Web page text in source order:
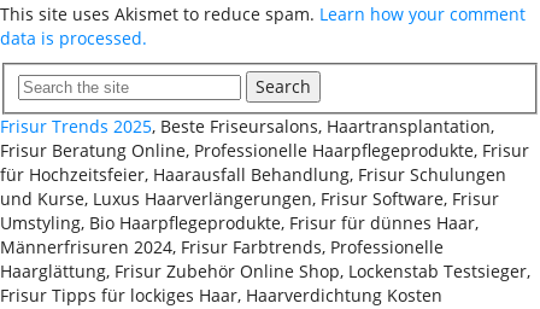
This site uses Akismet to reduce spam. Learn how your comment
data is processed.
Search
Frisur Trends 2025, Beste Friseursalons, Haartransplantation,
Frisur Beratung Online, Professionelle Haarpflegeprodukte, Frisur
für Hochzeitsfeier, Haarausfall Behandlung, Frisur Schulungen
und Kurse, Luxus Haarverlängerungen, Frisur Software, Frisur
Umstyling, Bio Haarpflegeprodukte, Frisur für dünnes Haar,
Männerfrisuren 2024, Frisur Farbtrends, Professionelle
Haarglättung, Frisur Zubehör Online Shop, Lockenstab Testsieger,
Frisur Tipps für lockiges Haar, Haarverdichtung Kosten